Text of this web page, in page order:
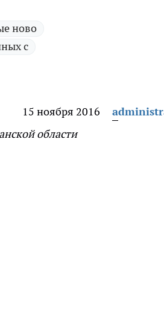
ново
с
15 ноября 2016
области